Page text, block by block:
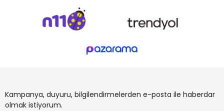
Kampanya, duyuru, bilgilendirmelerden e-posta ile haberdar
olmak istiyorum.